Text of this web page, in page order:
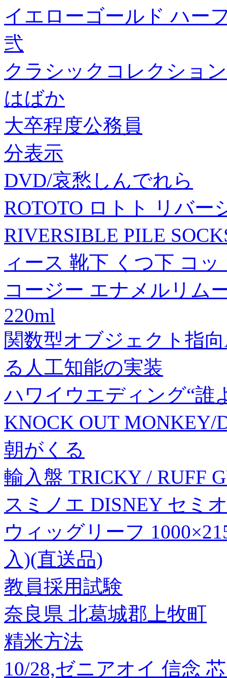
イエローゴールド ハー
弐
クラシックコレクション
はばか
大卒程度公務員
分表示
DVD/哀愁しんでれら
ROTOTO ロトト リバー
RIVERSIBLE PILE
ィース 靴下 くつ下 コッ
コージー エナメルリム
220ml
関数型オブジェクト指
る人工知能の実装
ハワイウエディング“誰
KNOCK OUT MONKEY/
朝がくる
輸入盤 TRICKY / RUFF
スミノエ DISNEY セミ
ウィッグリーフ
入)(直送品)
教員採用試験
奈良県 北葛城郡上牧町
精米方法
10/28,ゼニアオイ 信念